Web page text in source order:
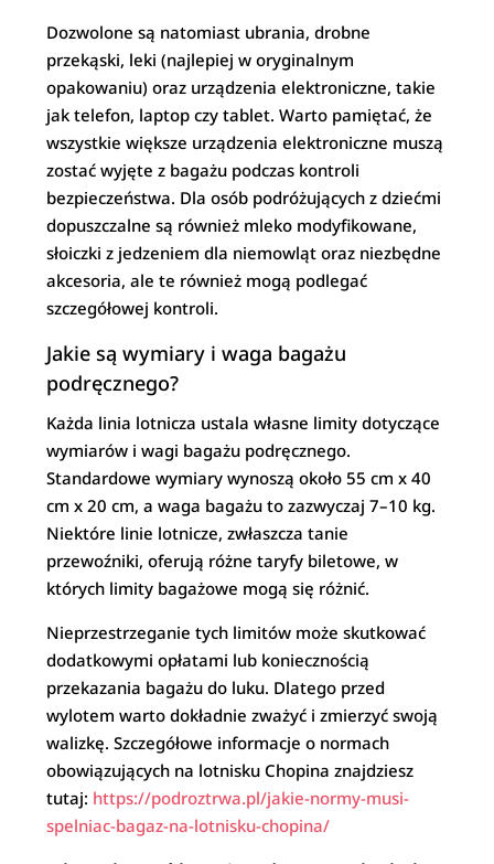
Dozwolone są natomiast ubrania, drobne
przekąski, leki (najlepiej w oryginalnym
opakowaniu) oraz urządzenia elektroniczne, takie
jak telefon, laptop czy tablet. Warto pamiętać, że
wszystkie większe urządzenia elektroniczne muszą
zostać wyjęte z bagażu podczas kontroli
bezpieczeństwa. Dla osób podróżujących z dziećmi
dopuszczalne są również mleko modyfikowane,
słoiczki z jedzeniem dla niemowląt oraz niezbędne
akcesoria, ale te również mogą podlegać
szczegółowej kontroli.
Jakie są wymiary i waga bagażu
podręcznego?
Każda linia lotnicza ustala własne limity dotyczące
wymiarów i wagi bagażu podręcznego.
Standardowe wymiary wynoszą około 55 cm x 40
cm x 20 cm, a waga bagażu to zazwyczaj 7–10 kg.
Niektóre linie lotnicze, zwłaszcza tanie
przewoźniki, oferują różne taryfy biletowe, w
których limity bagażowe mogą się różnić.
Nieprzestrzeganie tych limitów może skutkować
dodatkowymi opłatami lub koniecznością
przekazania bagażu do luku. Dlatego przed
wylotem warto dokładnie zważyć i zmierzyć swoją
walizkę. Szczegółowe informacje o normach
obowiązujących na lotnisku Chopina znajdziesz
tutaj: https://podroztrwa.pl/jakie-normy-musi-
spelniac-bagaz-na-lotnisku-chopina/